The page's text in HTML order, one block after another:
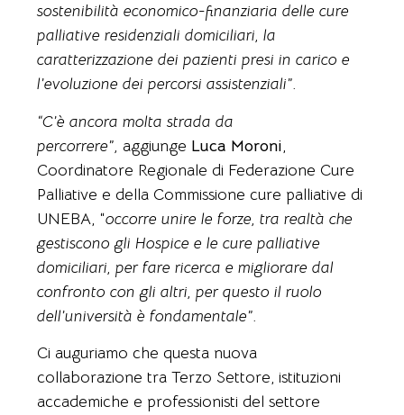
sostenibilità economico-finanziaria delle cure
palliative residenziali domiciliari, la
caratterizzazione dei pazienti presi in carico e
l’evoluzione dei percorsi assistenziali”.
“C’è ancora molta strada da
percorrere”, aggiunge Luca Moroni,
Coordinatore Regionale di Federazione Cure
Palliative e della Commissione cure palliative di
UNEBA, “occorre unire le forze, tra realtà che
gestiscono gli Hospice e le cure palliative
domiciliari, per fare ricerca e migliorare dal
confronto con gli altri, per questo il ruolo
dell’università è fondamentale”.
Ci auguriamo che questa nuova
collaborazione tra Terzo Settore, istituzioni
accademiche e professionisti del settore